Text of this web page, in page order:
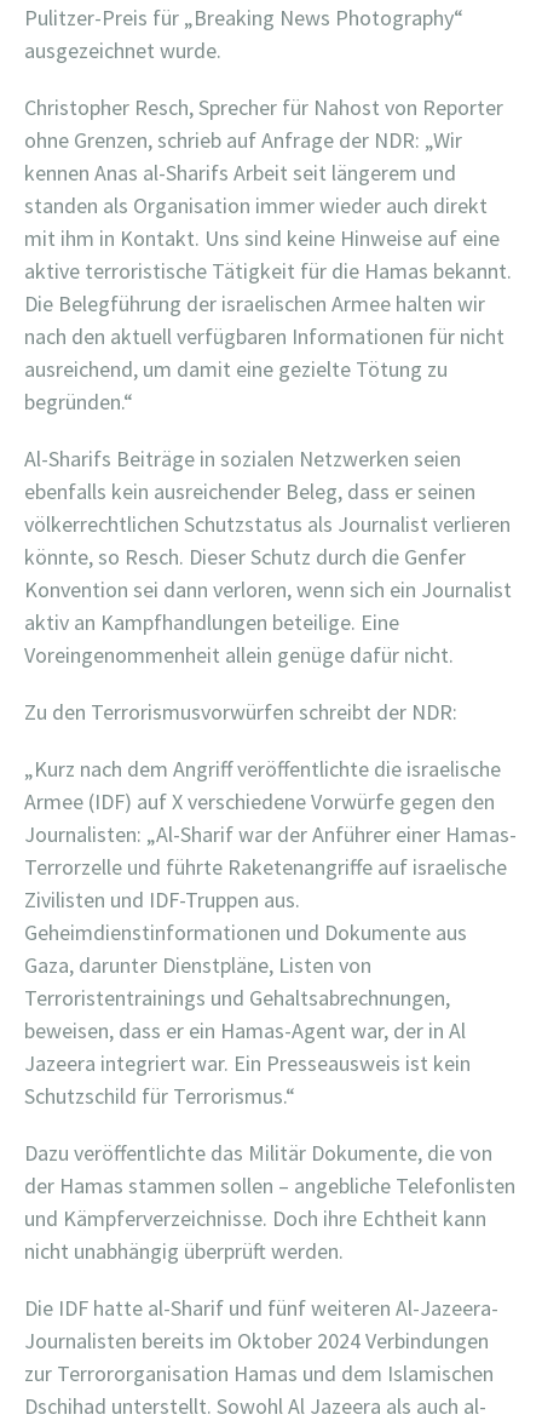
Pulitzer-Preis für „Breaking News Photography“
ausgezeichnet wurde.
Christopher Resch, Sprecher für Nahost von Reporter
ohne Grenzen, schrieb auf Anfrage der NDR: „Wir
kennen Anas al-Sharifs Arbeit seit längerem und
standen als Organisation immer wieder auch direkt
mit ihm in Kontakt. Uns sind keine Hinweise auf eine
aktive terroristische Tätigkeit für die Hamas bekannt.
Die Belegführung der israelischen Armee halten wir
nach den aktuell verfügbaren Informationen für nicht
ausreichend, um damit eine gezielte Tötung zu
begründen.“
Al-Sharifs Beiträge in sozialen Netzwerken seien
ebenfalls kein ausreichender Beleg, dass er seinen
völkerrechtlichen Schutzstatus als Journalist verlieren
könnte, so Resch. Dieser Schutz durch die Genfer
Konvention sei dann verloren, wenn sich ein Journalist
aktiv an Kampfhandlungen beteilige. Eine
Voreingenommenheit allein genüge dafür nicht.
Zu den Terrorismusvorwürfen schreibt der NDR:
„Kurz nach dem Angriff veröffentlichte die israelische
Armee (IDF) auf X verschiedene Vorwürfe gegen den
Journalisten: „Al-Sharif war der Anführer einer Hamas-
Terrorzelle und führte Raketenangriffe auf israelische
Zivilisten und IDF-Truppen aus.
Geheimdienstinformationen und Dokumente aus
Gaza, darunter Dienstpläne, Listen von
Terroristentrainings und Gehaltsabrechnungen,
beweisen, dass er ein Hamas-Agent war, der in Al
Jazeera integriert war. Ein Presseausweis ist kein
Schutzschild für Terrorismus.“
Dazu veröffentlichte das Militär Dokumente, die von
der Hamas stammen sollen – angebliche Telefonlisten
und Kämpferverzeichnisse. Doch ihre Echtheit kann
nicht unabhängig überprüft werden.
Die IDF hatte al-Sharif und fünf weiteren Al-Jazeera-
Journalisten bereits im Oktober 2024 Verbindungen
zur Terrororganisation Hamas und dem Islamischen
Dschihad unterstellt. Sowohl Al Jazeera als auch al-